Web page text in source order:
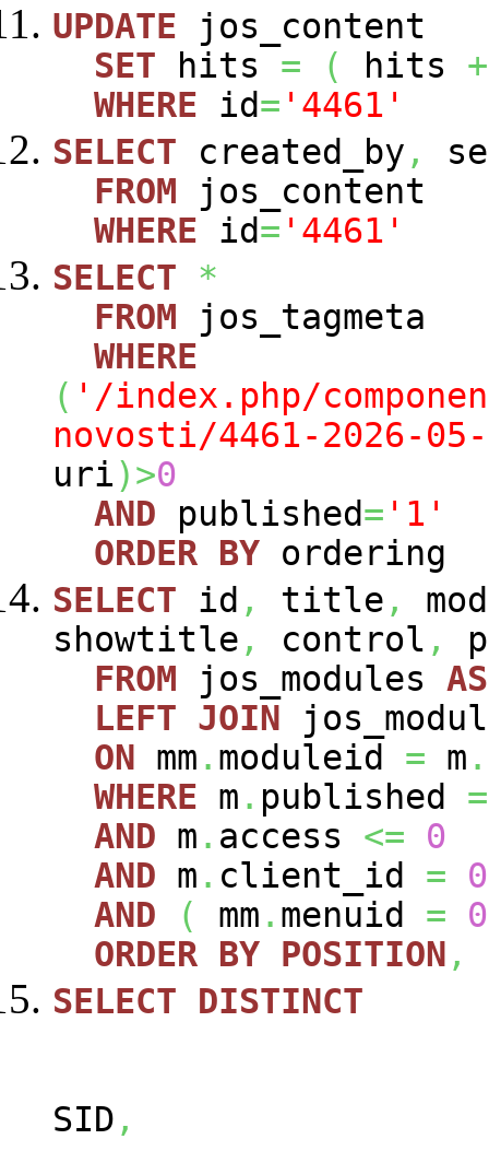
UPDATE jos_content
SET hits = ( hits +
WHERE id= '4461'
SELECT created_by ,
FROM jos_content
WHERE id= '4461'
SELECT
*
FROM jos_tagmeta
WHERE
( '/index.php/
novosti/4461-2026-
uri)>0
AND published= '1'
ORDER BY ordering
SELECT id , title ,
showtitle , control ,
FROM jos_modules AS
LEFT JOIN
ON mm . moduleid = m .
WHERE m . published =
AND m . access <=
0
AND m . client_id =
0
AND
( mm . menuid =
0
ORDER BY POSITION ,
SELECT
DISTINCT
SID ,